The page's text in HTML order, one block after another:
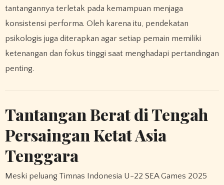
tantangannya terletak pada kemampuan menjaga
konsistensi performa. Oleh karena itu, pendekatan
psikologis juga diterapkan agar setiap pemain memiliki
ketenangan dan fokus tinggi saat menghadapi pertandingan
penting.
Tantangan Berat di Tengah
Persaingan Ketat Asia
Tenggara
Meski peluang Timnas Indonesia U-22 SEA Games 2025